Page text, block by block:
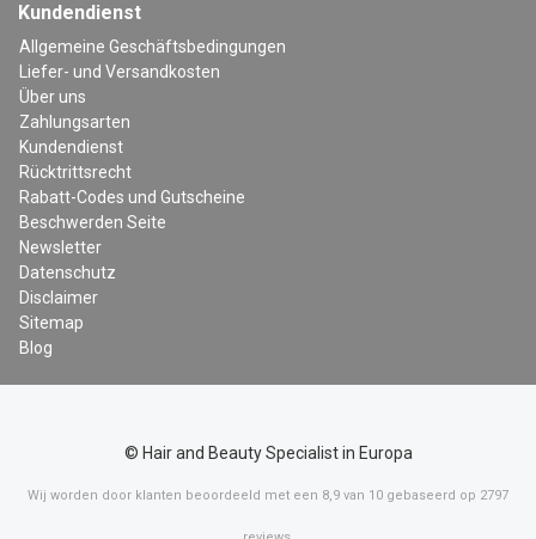
Kundendienst
Allgemeine Geschäftsbedingungen
Liefer- und Versandkosten
Über uns
Zahlungsarten
Kundendienst
Rücktrittsrecht
Rabatt-Codes und Gutscheine
Beschwerden Seite
Newsletter
Datenschutz
Disclaimer
Sitemap
Blog
© Hair and Beauty Specialist in Europa
Wij worden door klanten beoordeeld met een 8,9 van 10 gebaseerd op 2797